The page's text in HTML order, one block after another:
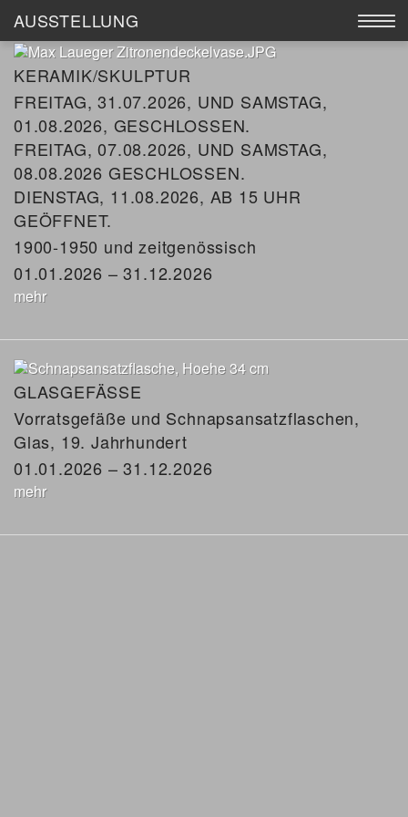
AUSSTELLUNG
AUSSTELLUNG
WERKE
KÜNSTLER
KATALOGE
GALERIE MEIER
ANKAUF
AKTUELL
KERAMIK/SKULPTUR
FREITAG, 31.07.2026, UND SAMSTAG,
01.08.2026, GESCHLOSSEN.
FREITAG, 07.08.2026, UND SAMSTAG,
08.08.2026 GESCHLOSSEN.
DIENSTAG, 11.08.2026, AB 15 UHR
GEÖFFNET.
1900-1950 und zeitgenössisch
01.01.2026 – 31.12.2026
mehr
GLASGEFÄSSE
Vorratsgefäße und Schnapsansatzflaschen,
Glas, 19. Jahrhundert
01.01.2026 – 31.12.2026
mehr